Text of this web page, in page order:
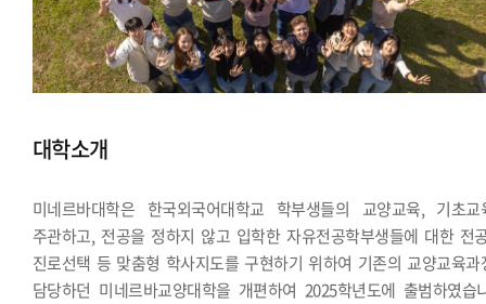
대학소개
미네르바대학은 한국외국어대학교 학부생들의 교양교육, 기초교
주관하고, 전공을 정하지 않고 입학한 자유전공학부생들에 대한 전
진로선택 등 맞춤형 학사지도를 구현하기 위하여 기존의 교양교육과
담당하던 미네르바교양대학을 개편하여 2025학년도에 출범하였습